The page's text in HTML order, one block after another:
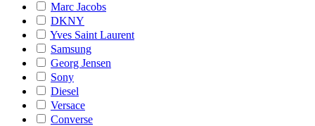
Marc Jacobs
DKNY
Yves Saint Laurent
Samsung
Georg Jensen
Sony
Diesel
Versace
Converse